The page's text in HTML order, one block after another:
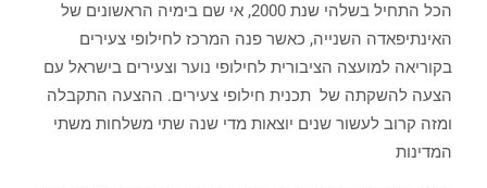
הכל התחיל בשלהי שנת 2000, אי שם בימיה הראשונים של
האינתיפאדה השנייה, כאשר פנה המרכז לחילופי צעירים
בקוריאה למועצה הציבורית לחילופי נוער וצעירים בישראל עם
הצעה להשקתה של תכנית חילופי צעירים. ההצעה התקבלה
ומזה קרוב לעשור שנים יוצאות מדי שנה שתי משלחות משתי
המדינות